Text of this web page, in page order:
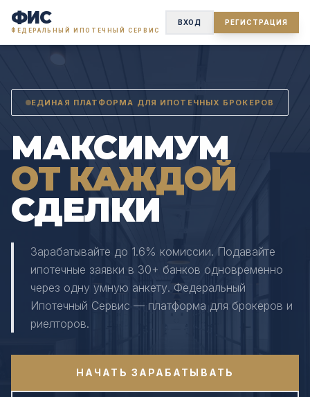
ФИС
ФЕДЕРАЛЬНЫЙ ИПОТЕЧНЫЙ СЕРВИС
ВХОД РЕГИСТРАЦИЯ
ЕДИНАЯ ПЛАТФОРМА ДЛЯ ИПОТЕЧНЫХ БРОКЕРОВ
МАКСИМУМ
ОТ КАЖДОЙ
СДЕЛКИ
Зарабатывайте до 1.6% комиссии. Подавайте
ипотечные заявки в 30+ банков одновременно
через одну умную анкету. Федеральный
Ипотечный Сервис — платформа для брокеров и
риелторов.
НАЧАТЬ ЗАРАБАТЫВАТЬ